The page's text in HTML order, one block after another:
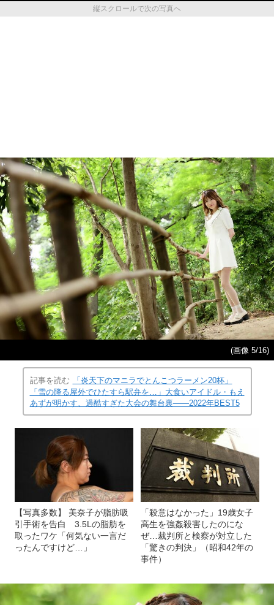
縦スクロールで次の写真へ
(画像 5/16)
記事を読む
「炎天下のマニラでとんこつラーメン20杯」
「雪の降る屋外でひたすら駅弁を…」大食いアイドル・もえ
あずが明かす、過酷すぎた大会の舞台裏――2022年BEST5
【写真多数】 美奈子が脂肪吸
引手術を告白 3.5Lの脂肪を
取ったワケ「何気ない一言だ
ったんですけど…」
「殺意はなかった」19歳女子
高生を強姦殺害したのにな
ぜ…裁判所と検察が対立した
「驚きの判決」（昭和42年の
事件）